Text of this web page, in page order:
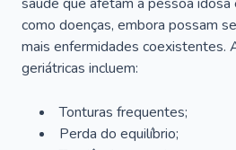
como doenças, embora possam
mais enfermidades coexistentes.
geriátricas incluem:
Tonturas frequentes;
Perda do equilíbrio;